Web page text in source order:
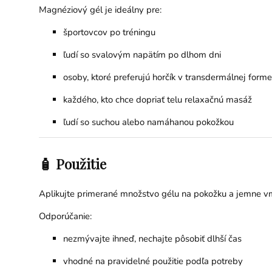
Magnéziový gél je ideálny pre:
športovcov po tréningu
ľudí so svalovým napätím po dlhom dni
osoby, ktoré preferujú horčík v transdermálnej forme
každého, kto chce dopriať telu relaxačnú masáž
ľudí so suchou alebo namáhanou pokožkou
🧴 Použitie
Aplikujte primerané množstvo gélu na pokožku a jemne
Odporúčanie:
nezmývajte ihneď, nechajte pôsobiť dlhší čas
vhodné na pravidelné použitie podľa potreby